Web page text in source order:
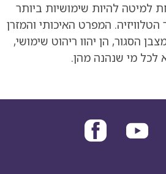
למיטה להיות שימושיות ביותר
המפרט האיכותי והמזרן
הסגור, הן יהוו ריהוט שימושי,
לכל מי שנהנה מהן.